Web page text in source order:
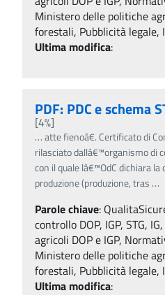
Ministero delle politiche
forestali, Pubblicità legale,
Ultima modifica:
PDF: PDC e schema
[4%]
…atte fienoâ€. Certificato di
rilasciato dallâ€™organismo di
con il quale lâ€™OdC dichiara
produzione (produzione, tras …
Parole chiave:
controllo DOP, IGP, STG,
agricoli DOP e IGP,
Ministero delle politiche
forestali, Pubblicità legale,
Ultima modifica: